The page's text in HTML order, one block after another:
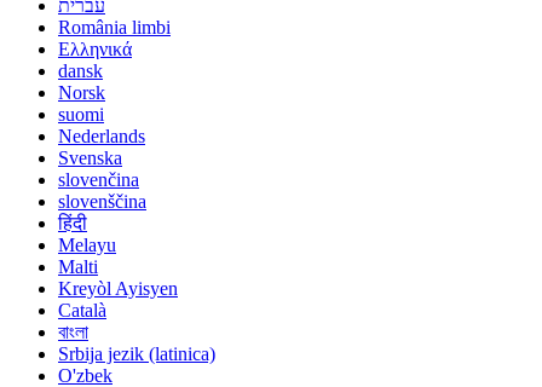
עברית
România limbi
Ελληνικά
dansk
Norsk
suomi
Nederlands
Svenska
slovenčina
slovenščina
हिंदी
Melayu
Malti
Kreyòl Ayisyen
Català
বাংলা
Srbija jezik (latinica)
O'zbek